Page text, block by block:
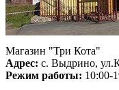
Магазин "Три Кота"
Адрес: с. Выдрино,
Режим работы: 10:00-